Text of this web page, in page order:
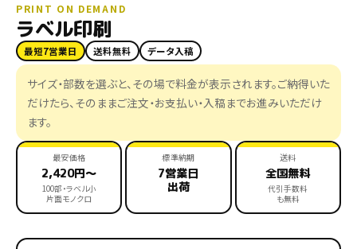
PRINT ON DEMAND
ラベル印刷
最短7営業日 送料無料 データ入稿
サイズ・部数を選ぶと、その場で料金が表示されます。ご納得いた
だけたら、そのままご注文・お支払い・入稿までお進みいただけ
ます。
最安価格
2,420円〜
100部・ラベル小
片面モノクロ
標準納期
7営業日
出荷
送料
全国無料
代引手数料
も無料